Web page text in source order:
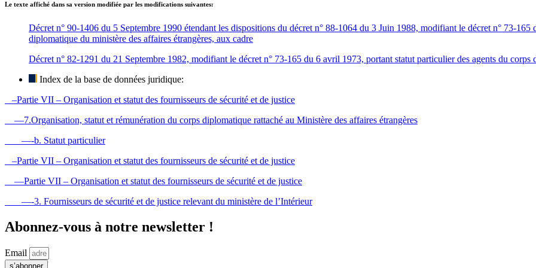
Le texte affiché dans sa version modifiée par les modifications suivantes:
Décret n° 90-1406 du 5 Septembre 1990 étendant les dispositions du décret n° 88-1064 du 3 Juin 1988, modifiant le décret n° 73-
diplomatique du ministère des affaires étrangères, aux cadre
Décret n° 82-1291 du 21 Septembre 1982, modifiant le décret n° 73-165 du 6 avril 1973, portant statut particulier des agents du corps
Index de la base de données juridique:
–Partie VII – Organisation et statut des fournisseurs de sécurité et de justice
—7.Organisation, statut et rémunération du corps diplomatique rattaché au Ministère des affaires étrangères
—-b. Statut particulier
–Partie VII – Organisation et statut des fournisseurs de sécurité et de justice
—Partie VII – Organisation et statut des fournisseurs de sécurité et de justice
—-3. Fournisseurs de sécurité et de justice relevant du ministère de l’Intérieur
Abonnez-vous à notre newsletter !
Email
s’abonner